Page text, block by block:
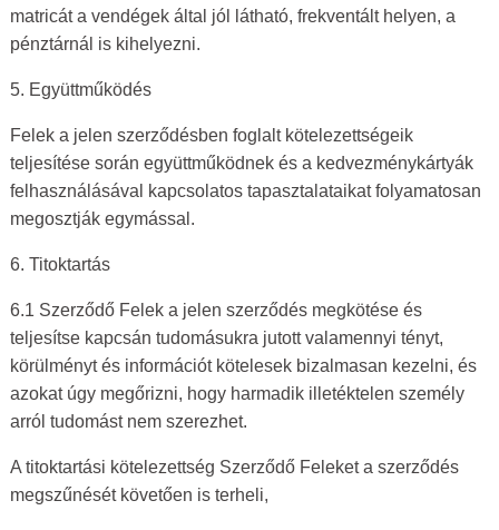
matricát a vendégek által jól látható, frekventált helyen, a
pénztárnál is kihelyezni.
5. Együttműködés
Felek a jelen szerződésben foglalt kötelezettségeik
teljesítése során együttműködnek és a kedvezménykártyák
felhasználásával kapcsolatos tapasztalataikat folyamatosan
megosztják egymással.
6. Titoktartás
6.1 Szerződő Felek a jelen szerződés megkötése és
teljesítse kapcsán tudomásukra jutott valamennyi tényt,
körülményt és információt kötelesek bizalmasan kezelni, és
azokat úgy megőrizni, hogy harmadik illetéktelen személy
arról tudomást nem szerezhet.
A titoktartási kötelezettség Szerződő Feleket a szerződés
megszűnését követően is terheli,